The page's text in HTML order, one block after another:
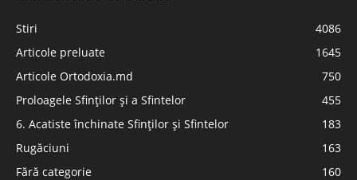
Stiri
4086
Articole preluate
1645
Articole Ortodoxia.md
750
Proloagele Sfinților și a Sfintelor
455
6. Acatiste închinate Sfinților și Sfintelor
183
Rugăciuni
163
Fără categorie
160